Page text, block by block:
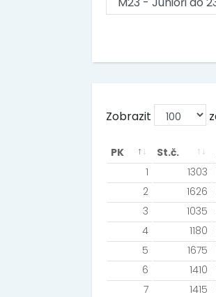
Zobrazit
PK St.č.
1
1303
2
1626
3
1035
4
1180
5
1675
6
1410
7
1415